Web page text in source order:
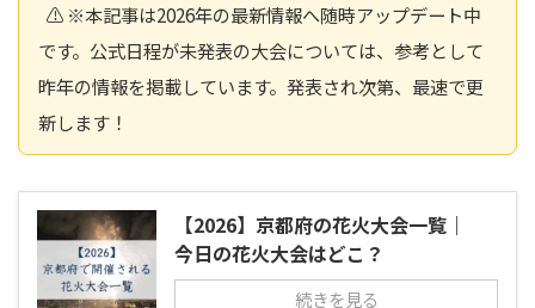
⚠️ ※本記事は2026年の最新情報へ随時アップデート中
です。公式日程が未発表の大会については、参考として
昨年の情報を掲載しています。発表され次第、最速で更
新します！
【2026】京都府の花火大会一覧｜
今日の花火大会はどこ？
続きを見る